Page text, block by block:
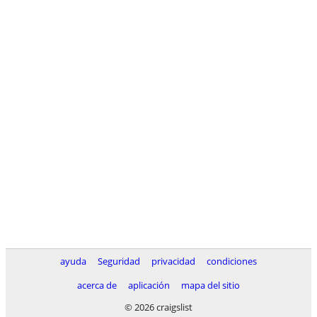
ayuda Seguridad privacidad
condiciones
acerca de
aplicación
mapa del sitio
© 2026 craigslist